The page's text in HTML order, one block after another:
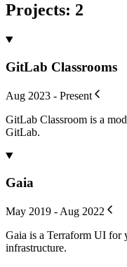
Projects: 2
GitLab Classrooms
Aug 2023 - Present
GitLab Classroom is a
GitLab.
Gaia
May 2019 - Aug 2022
Gaia is a Terraform UI for
infrastructure.